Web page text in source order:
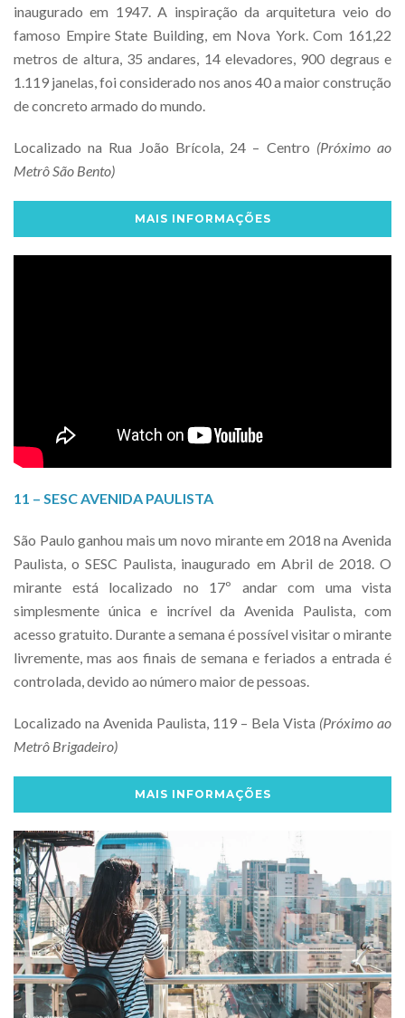
inaugurado em 1947. A inspiração da arquitetura veio do
famoso Empire State Building, em Nova York. Com 161,22
metros de altura, 35 andares, 14 elevadores, 900 degraus e
1.119 janelas, foi considerado nos anos 40 a maior construção
de concreto armado do mundo.
Localizado na Rua João Brícola, 24 – Centro (Próximo ao
Metrô São Bento)
MAIS INFORMAÇÕES
11 – SESC AVENIDA PAULISTA
São Paulo ganhou mais um novo mirante em 2018 na Avenida
Paulista, o SESC Paulista, inaugurado em Abril de 2018. O
mirante está localizado no 17º andar com uma vista
simplesmente única e incrível da Avenida Paulista, com
acesso gratuito. Durante a semana é possível visitar o mirante
livremente, mas aos finais de semana e feriados a entrada é
controlada, devido ao número maior de pessoas.
Localizado na Avenida Paulista, 119 – Bela Vista (Próximo ao
Metrô Brigadeiro)
MAIS INFORMAÇÕES